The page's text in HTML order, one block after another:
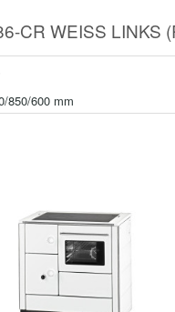
CR WEISS LINKS
850/600 mm